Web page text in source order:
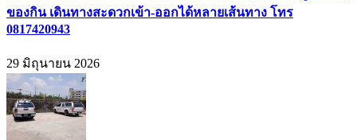
ของกิน เดินทางสะดวกเข้า-ออกได้หลายเส้นทาง โทร
0817420943
29 มิถุนายน 2026